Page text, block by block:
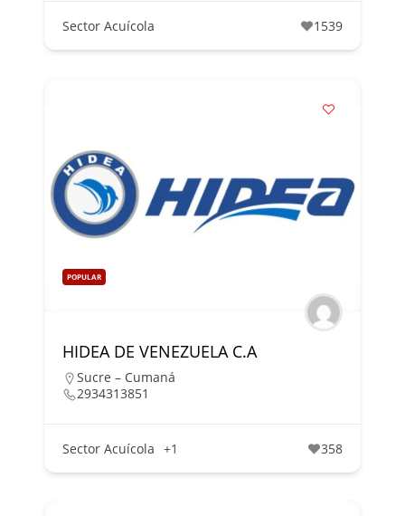
Sector Acuícola 1539
POPULAR
HIDEA DE VENEZUELA C.A
Sucre – Cumaná
2934313851
Sector Acuícola +1 358